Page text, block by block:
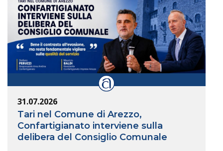
31.07.2026
Tari nel Comune di Arezzo,
Confartigianato interviene sulla
delibera del Consiglio Comunale